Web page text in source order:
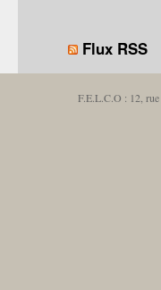
Flux RSS
F.E.L.C.O : 12,